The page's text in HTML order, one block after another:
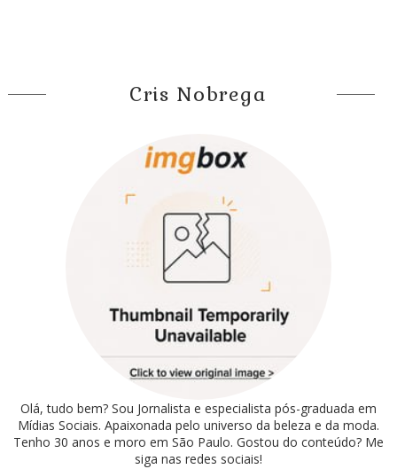
Cris Nobrega
Olá, tudo bem? Sou Jornalista e especialista pós-graduada em
Mídias Sociais. Apaixonada pelo universo da beleza e da moda.
Tenho 30 anos e moro em São Paulo. Gostou do conteúdo? Me
siga nas redes sociais!